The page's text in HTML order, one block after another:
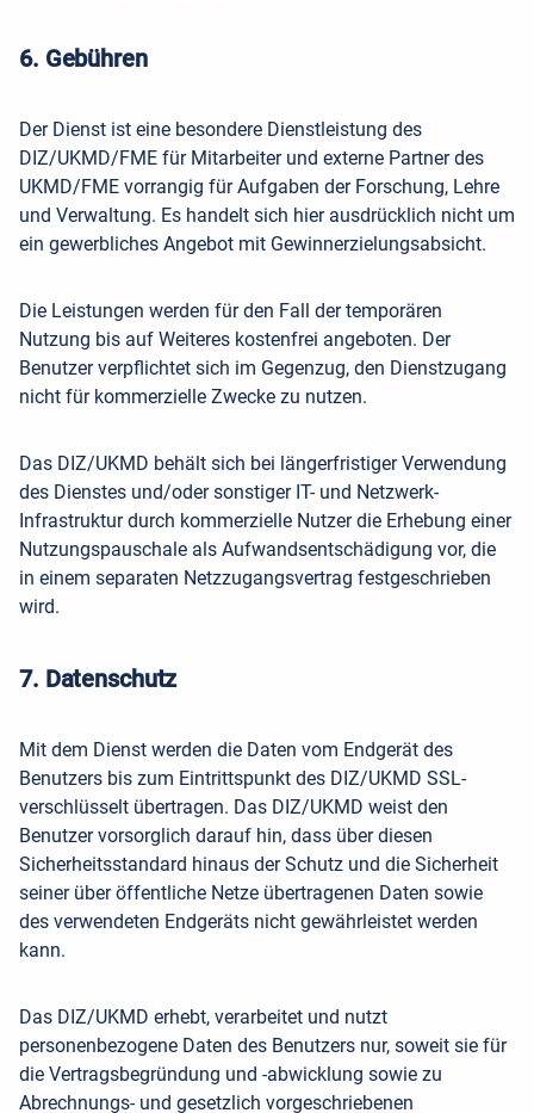
6. Gebühren
Der Dienst ist eine besondere Dienstleistung des
DIZ/UKMD/FME für Mitarbeiter und externe Partner des
UKMD/FME vorrangig für Aufgaben der Forschung, Lehre
und Verwaltung. Es handelt sich hier ausdrücklich nicht um
ein gewerbliches Angebot mit Gewinnerzielungsabsicht.
Die Leistungen werden für den Fall der temporären
Nutzung bis auf Weiteres kostenfrei angeboten. Der
Benutzer verpflichtet sich im Gegenzug, den Dienstzugang
nicht für kommerzielle Zwecke zu nutzen.
Das DIZ/UKMD behält sich bei längerfristiger Verwendung
des Dienstes und/oder sonstiger IT- und Netzwerk-
Infrastruktur durch kommerzielle Nutzer die Erhebung einer
Nutzungspauschale als Aufwandsentschädigung vor, die
in einem separaten Netzzugangsvertrag festgeschrieben
wird.
7. Datenschutz
Mit dem Dienst werden die Daten vom Endgerät des
Benutzers bis zum Eintrittspunkt des DIZ/UKMD SSL-
verschlüsselt übertragen. Das DIZ/UKMD weist den
Benutzer vorsorglich darauf hin, dass über diesen
Sicherheitsstandard hinaus der Schutz und die Sicherheit
seiner über öffentliche Netze übertragenen Daten sowie
des verwendeten Endgeräts nicht gewährleistet werden
kann.
Das DIZ/UKMD erhebt, verarbeitet und nutzt
personenbezogene Daten des Benutzers nur, soweit sie für
die Vertragsbegründung und -abwicklung sowie zu
Abrechnungs- und gesetzlich vorgeschriebenen